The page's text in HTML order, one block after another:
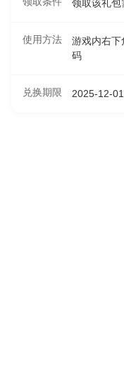
领取该礼
使用方法
游戏内右
码
兑换期限 2025-12-